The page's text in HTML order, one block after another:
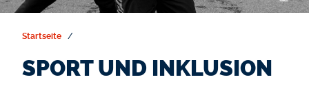
Startseite
SPORT UND INKLUSION